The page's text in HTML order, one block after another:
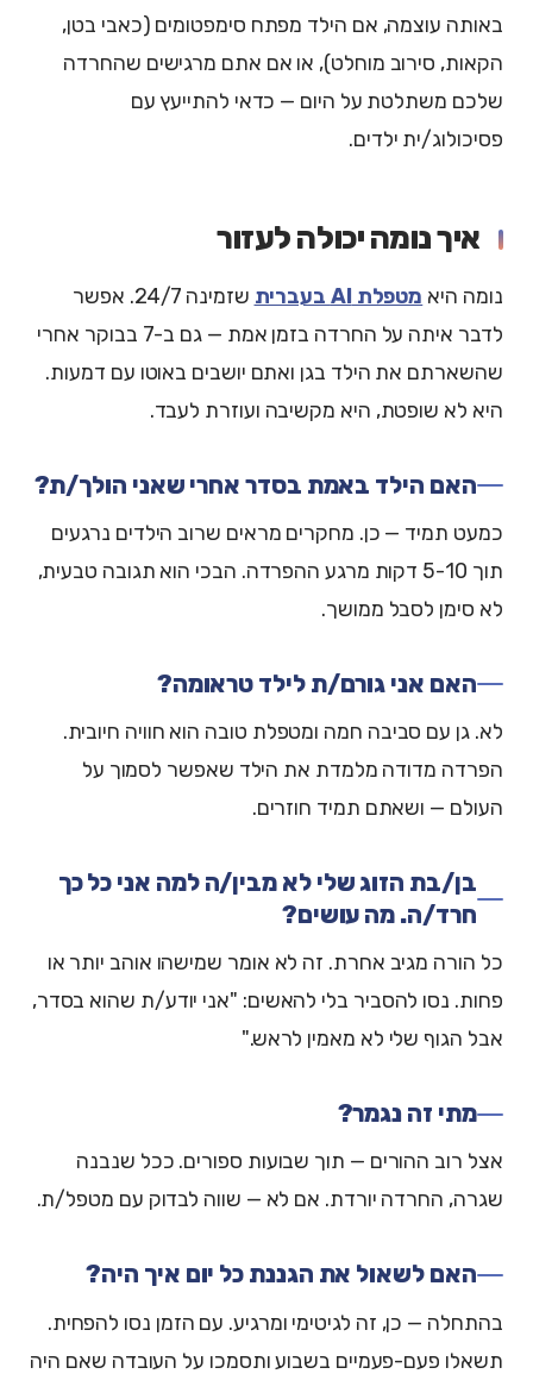
באותה עוצמה, אם הילד מפתח סימפטומים (כאבי בטן,
הקאות, סירוב מוחלט), או אם אתם מרגישים שהחרדה
שלכם משתלטת על היום — כדאי להתייעץ עם
פסיכולוג/ית ילדים.
איך נומה יכולה לעזור
נומה היא מטפלת AI בעברית
שזמינה 24/7. אפשר
לדבר איתה על החרדה בזמן אמת — גם ב-7 בבוקר אחרי
שהשארתם את הילד בגן ואתם יושבים באוטו עם דמעות.
היא לא שופטת, היא מקשיבה ועוזרת לעבד.
האם הילד באמת בסדר אחרי שאני הולך/ת?
כמעט תמיד — כן. מחקרים מראים שרוב הילדים נרגעים
תוך 5-10 דקות מרגע ההפרדה. הבכי הוא תגובה טבעית,
לא סימן לסבל ממושך.
האם אני גורם/ת לילד טראומה?
לא. גן עם סביבה חמה ומטפלת טובה הוא חוויה חיובית.
הפרדה מדודה מלמדת את הילד שאפשר לסמוך על
העולם — ושאתם תמיד חוזרים.
בן/בת הזוג שלי לא מבין/ה למה אני כל כך
חרד/ה. מה עושים?
כל הורה מגיב אחרת. זה לא אומר שמישהו אוהב יותר או
פחות. נסו להסביר בלי להאשים: "אני יודע/ת שהוא בסדר,
אבל הגוף שלי לא מאמין לראש."
מתי זה נגמר?
אצל רוב ההורים — תוך שבועות ספורים. ככל שנבנה
שגרה, החרדה יורדת. אם לא — שווה לבדוק עם מטפל/ת.
האם לשאול את הגננת כל יום איך היה?
בהתחלה — כן, זה לגיטימי ומרגיע. עם הזמן נסו להפחית.
תשאלו פעם-פעמיים בשבוע ותסמכו על העובדה שאם היה